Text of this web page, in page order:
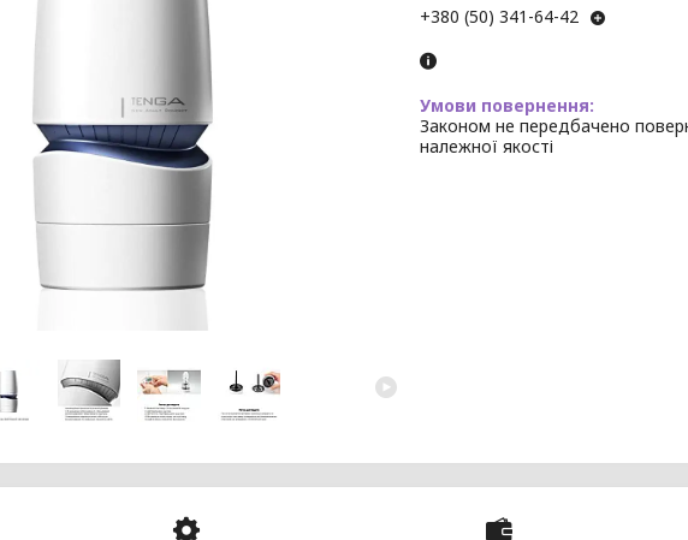
+380 (50) 341-64-42
Законом не передбачено
належної якості